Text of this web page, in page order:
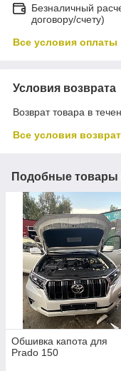
Безналичный
договору/счету)
Все условия оплаты
Условия возврата
Возврат товара в
Все условия
Подобные товары
Обшивка капота для
Prado 150